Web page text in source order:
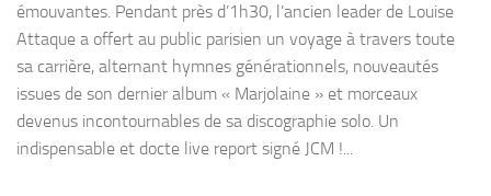
émouvantes. Pendant près d’1h30, l’ancien leader de Louise
Attaque a offert au public parisien un voyage à travers toute
sa carrière, alternant hymnes générationnels, nouveautés
issues de son dernier album « Marjolaine » et morceaux
devenus incontournables de sa discographie solo. Un
indispensable et docte live report signé JCM !...